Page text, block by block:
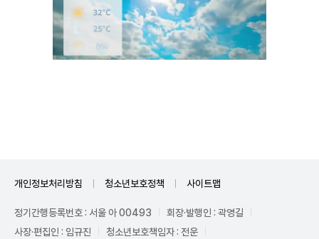
개인정보처리방침 청소년보호정책 사이트맵
정기간행등록번호 : 서울 아 00493
회장·발행인 : 곽영길
사장·편집인 : 임규진
청소년보호책임자 : 전운